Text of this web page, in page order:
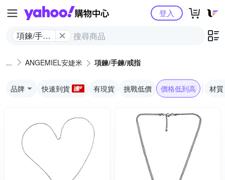
Yahoo購物中心
項鍊/手鍊/
登入
ANGEMIEL安婕米 項鍊/手鍊/戒指
品牌 快速到貨 有現貨 挑戰低價 價格低到高 材質